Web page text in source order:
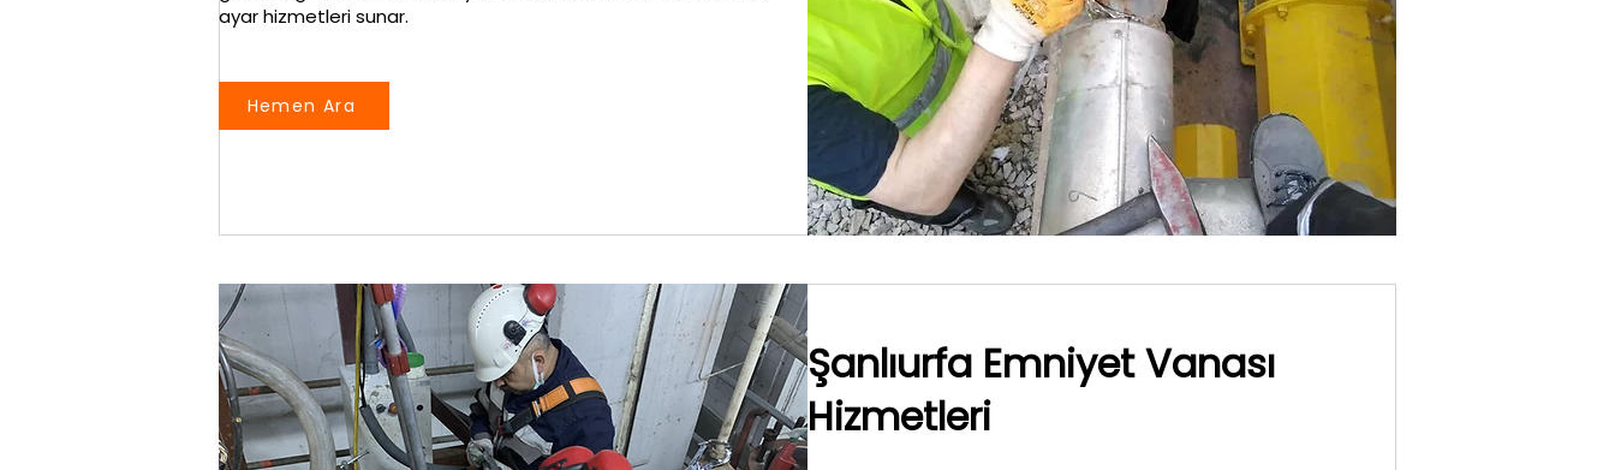
ayar hizmetleri sunar.
Hemen Ara
Şanlıurfa Emniyet Vanası
Hizmetleri